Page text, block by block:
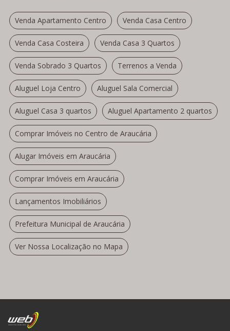
Venda Apartamento Centro Venda Casa Centro
Venda Casa Costeira Venda Casa 3 Quartos
Venda Sobrado 3 Quartos Terrenos a Venda
Aluguel Loja Centro Aluguel Sala Comercial
Aluguel Casa 3 quartos Aluguel Apartamento 2 quartos
Comprar Imóveis no Centro de Araucária
Alugar Imóveis em Araucária
Comprar Imóveis em Araucária
Lançamentos Imobiliários
Prefeitura Municipal de Araucária
Ver Nossa Localização no Mapa